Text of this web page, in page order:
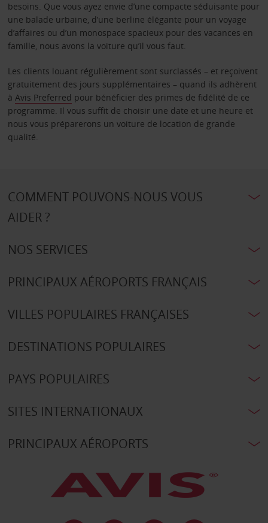
besoins. Que vous ayez envie d’une compacte séduisante pour
une balade urbaine, d’une berline élégante pour un voyage
d’affaires ou d’un monospace spacieux pour des vacances en
famille, nous avons la voiture qu’il vous faut.
Les clients louant régulièrement sont surclassés – et reçoivent
gratuitement des jours supplémentaires – quand ils adhèrent
à Avis Preferred pour bénéficier des primes de fidélité de ce
programme. Il vous suffit de choisir une date et une heure et
nous vous préparerons un voiture de location de grande
qualité.
COMMENT POUVONS-NOUS VOUS
AIDER ?
NOS SERVICES
PRINCIPAUX AÉROPORTS FRANÇAIS
VILLES POPULAIRES FRANÇAISES
DESTINATIONS POPULAIRES
PAYS POPULAIRES
SITES INTERNATIONAUX
PRINCIPAUX AÉROPORTS